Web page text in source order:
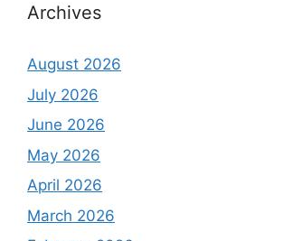
Archives
August 2026
July 2026
June 2026
May 2026
April 2026
March 2026